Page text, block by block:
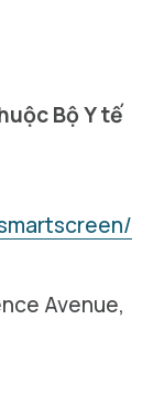
Bộ Y tế
Avenue,